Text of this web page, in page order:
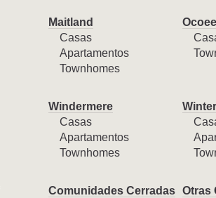
Maitland
Casas
Apartamentos
Townhomes
Ocoee
Windermere
Casas
Apartamentos
Townhomes
Comunidades Cerradas
Otras